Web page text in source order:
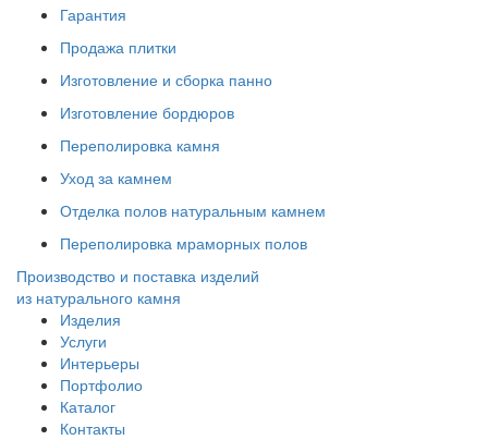
Гарантия
Продажа плитки
Изготовление и сборка панно
Изготовление бордюров
Переполировка камня
Уход за камнем
Отделка полов натуральным камнем
Переполировка мраморных полов
Производство и поставка изделий
из натурального камня
Изделия
Услуги
Интерьеры
Портфолио
Каталог
Контакты